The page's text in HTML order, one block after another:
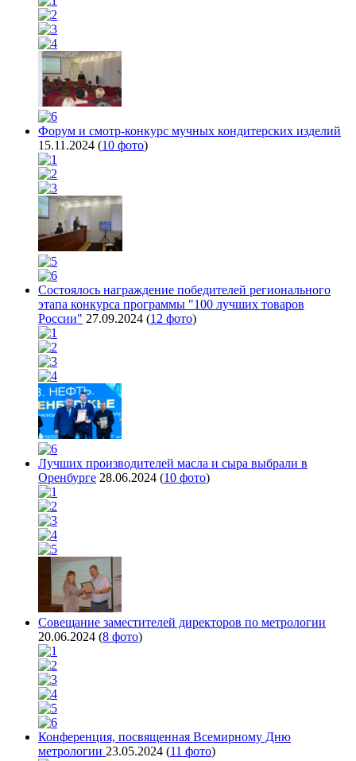
Форум и смотр-конкурс мучных кондитерских изделий
15.11.2024 (10 фото)
Состоялось награждение победителей регионального
этапа конкурса программы "100 лучших товаров
России" 27.09.2024 (12 фото)
Лучших производителей масла и сыра выбрали в
Оренбурге 28.06.2024 (10 фото)
Совещание заместителей директоров по метрологии
20.06.2024 (8 фото)
Конференция, посвященная Всемирному Дню
метрологии 23.05.2024 (11 фото)